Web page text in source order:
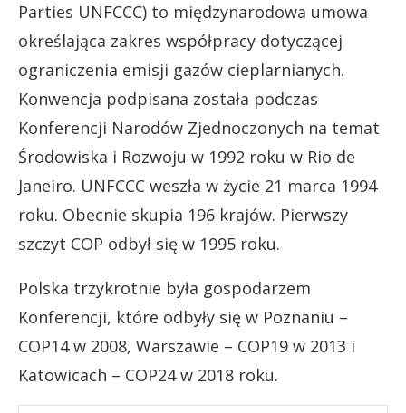
Parties UNFCCC) to międzynarodowa umowa
określająca zakres współpracy dotyczącej
ograniczenia emisji gazów cieplarnianych.
Konwencja podpisana została podczas
Konferencji Narodów Zjednoczonych na temat
Środowiska i Rozwoju w 1992 roku w Rio de
Janeiro. UNFCCC weszła w życie 21 marca 1994
roku. Obecnie skupia 196 krajów. Pierwszy
szczyt COP odbył się w 1995 roku.
Polska trzykrotnie była gospodarzem
Konferencji, które odbyły się w Poznaniu –
COP14 w 2008, Warszawie – COP19 w 2013 i
Katowicach – COP24 w 2018 roku.